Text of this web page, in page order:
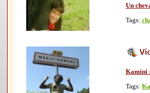
Un
Tags:
Kamini
Tags: